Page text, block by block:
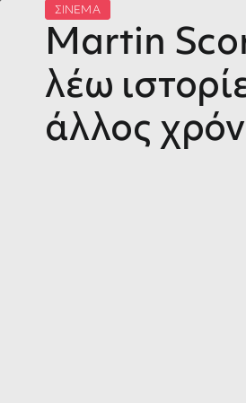
ΣΙΝΕΜΑ
Martin
λέω
άλλος